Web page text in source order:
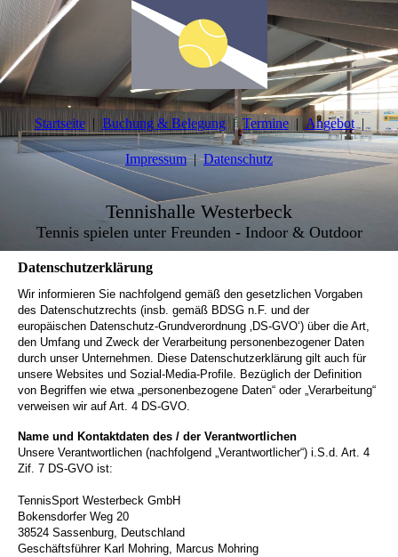
Startseite Buchung & Belegung Termine Angebot
Impressum Datenschutz
Tennishalle Westerbeck
Tennis spielen unter Freunden - Indoor & Outdoor
Datenschutzerklärung
Wir informieren Sie nachfolgend gemäß den gesetzlichen Vorgaben
des Datenschutzrechts (insb. gemäß BDSG n.F. und der
europäischen Datenschutz-Grundverordnung ‚DS-GVO‘) über die Art,
den Umfang und Zweck der Verarbeitung personenbezogener Daten
durch unser Unternehmen. Diese Datenschutzerklärung gilt auch für
unsere Websites und Sozial-Media-Profile. Bezüglich der Definition
von Begriffen wie etwa „personenbezogene Daten“ oder „Verarbeitung“
verweisen wir auf Art. 4 DS-GVO.
Name und Kontaktdaten des / der Verantwortlichen
Unsere Verantwortlichen (nachfolgend „Verantwortlicher“) i.S.d. Art. 4
Zif. 7 DS-GVO ist:
TennisSport Westerbeck GmbH
Bokensdorfer Weg 20
38524 Sassenburg, Deutschland
Geschäftsführer Karl Mohring, Marcus Mohring